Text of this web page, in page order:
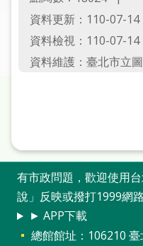
申
請
常
入
市
圖
資料更新：110-07-14
資料檢視：110-07-14
資料維護：臺北市立
有市政問題，歡迎使用
說」反映或撥打1999網路
► APP下載
總館館址：106210